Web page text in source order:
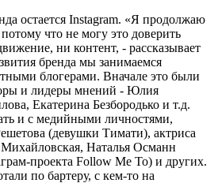
остается Instagram. «Я продолжаю
что не могу это доверить
ни контент, - рассказывает
бренда мы занимаемся
блогерами. Вначале это были
и лидеры мнений - Юлия
Екатерина Безбородько и т.д.
и с медийными личностями,
(девушки Тимати), актриса
Наталья Османн
проекта Follow Me To) и других.
по бартеру, с кем-то на